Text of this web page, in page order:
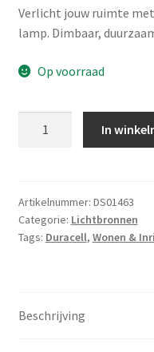
Verlicht jouw ruimte
lamp. Dimbaar,
Op voorraad
6,6W
aantal
In
Artikelnummer: DS01463
Categorie: Lichtbronnen
Tags: Duracell, Wonen &
Beschrijving